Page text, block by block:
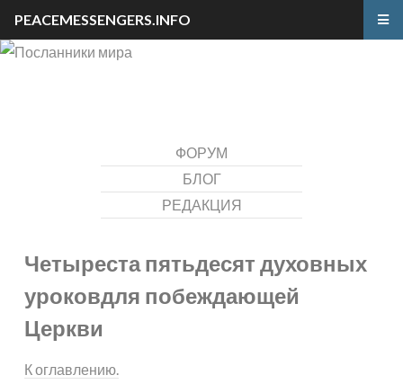
ФОРУМ
БЛОГ
РЕДАКЦИЯ
Четыреста пятьдесят духовных
уроковдля побеждающей
Церкви
К оглавлению.
PEACEMESSENGERS.INFO